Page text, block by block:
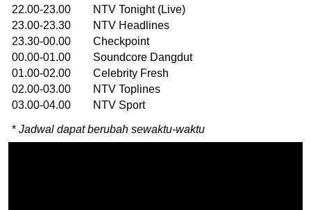
22.00-23.00 NTV Tonight (Live)
23.00-23.30 NTV Headlines
23.30-00.00 Checkpoint
00.00-01.00 Soundcore Dangdut
01.00-02.00 Celebrity Fresh
02.00-03.00 NTV Toplines
03.00-04.00 NTV Sport
* Jadwal dapat berubah sewaktu-waktu